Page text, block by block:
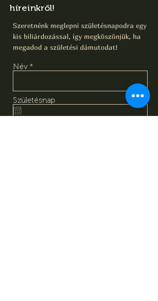
híreinkről!
Szeretnénk meglepni születésnapodra egy
kis biliárdozással, így megköszönjük, ha
megadod a születési dámutodat!
Név
Születésnap